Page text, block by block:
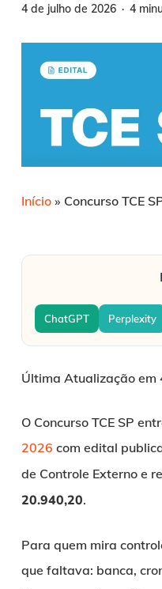
4 de julho de 2026 4
Início» Concurso TCE
ChatGPT Perplexity
Última Atualização em
O Concurso TCE SP
2026 com edital
de Controle Externo e
20.940,20.
Para quem mira
que faltava: banca,